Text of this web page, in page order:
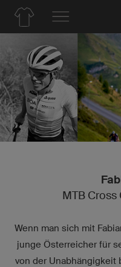
MTB Cross
Wenn man sich mit
junge Österreicher für
von der Unabhängigkeit